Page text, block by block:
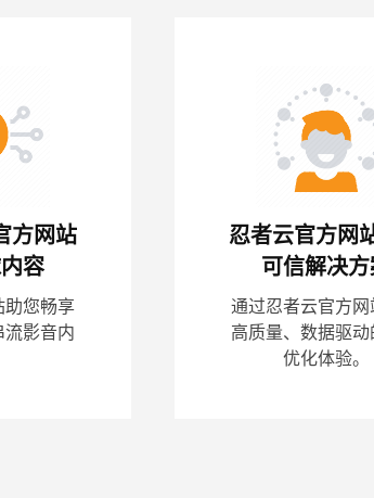
方网站
容
助您畅享
流影音内
忍者云官方网
可信解决
通过忍者云官方网
高质量、数据驱动
优化体验。